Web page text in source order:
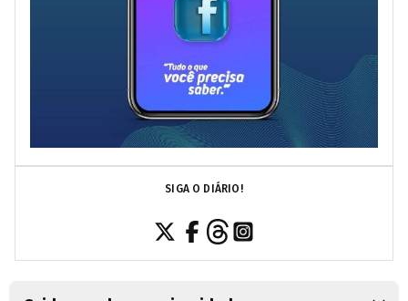
SIGA O DIÁRIO!